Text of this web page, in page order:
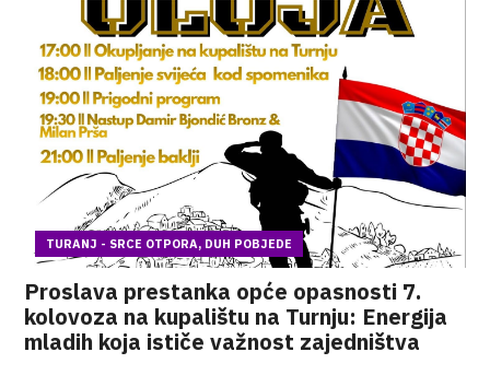
TURANJ - SRCE OTPORA, DUH POBJEDE
Proslava prestanka opće opasnosti 7.
kolovoza na kupalištu na Turnju: Energija
mladih koja ističe važnost zajedništva